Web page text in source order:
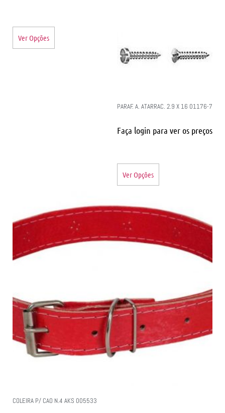
Ver Opções
PARAF. A. ATARRAC. 2.9 X 16 01176-7
Faça login para ver os preços
Ver Opções
COLEIRA P/ CAO N.4 AKS 005533